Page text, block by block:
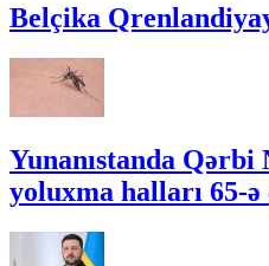
Belçika
Yunanıstanda
yoluxma halları 65-ə